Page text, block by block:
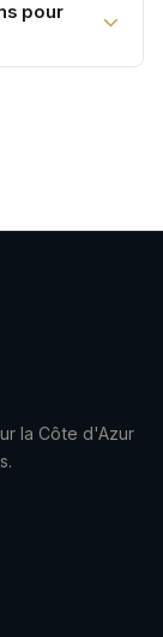
selon
pour
la Côte d'Azur